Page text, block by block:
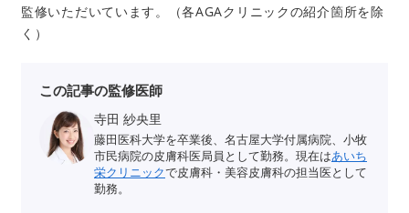
監修いただいています。（各AGAクリニックの紹介箇所を除
く）
この記事の監修医師
寺田 紗央里
藤田医科大学を卒業後、名古屋大学付属病院、小牧
市民病院の皮膚科医局員として勤務。現在はあいち
栄クリニックで皮膚科・美容皮膚科の担当医として
勤務。